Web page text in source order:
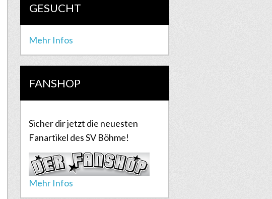
GESUCHT
Mehr Infos
FANSHOP
Sicher dir jetzt die neuesten
Fanartikel des SV Böhme!
Mehr Infos